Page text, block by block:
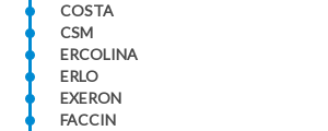
COSTA
CSM
ERCOLINA
ERLO
EXERON
FACCIN